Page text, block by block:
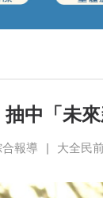
中「未
報導 | 大全民